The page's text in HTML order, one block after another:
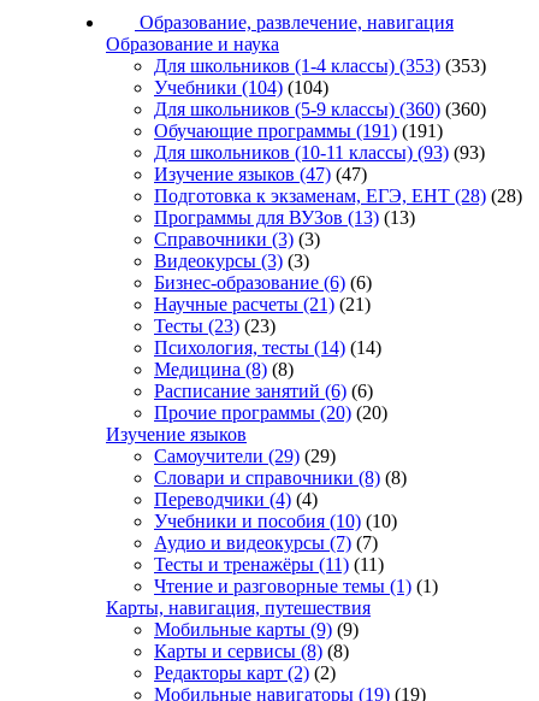
Образование, развлечение, навигация
Образование и наука
Для школьников (1-4 классы) (353) (353)
Учебники (104) (104)
Для школьников (5-9 классы) (360) (360)
Обучающие программы (191) (191)
Для школьников (10-11 классы) (93) (93)
Изучение языков (47) (47)
Подготовка к экзаменам, ЕГЭ, ЕНТ (28) (28)
Программы для ВУЗов (13) (13)
Справочники (3) (3)
Видеокурсы (3) (3)
Бизнес-образование (6) (6)
Научные расчеты (21) (21)
Тесты (23) (23)
Психология, тесты (14) (14)
Медицина (8) (8)
Расписание занятий (6) (6)
Прочие программы (20) (20)
Изучение языков
Самоучители (29) (29)
Словари и справочники (8) (8)
Переводчики (4) (4)
Учебники и пособия (10) (10)
Аудио и видеокурсы (7) (7)
Тесты и тренажёры (11) (11)
Чтение и разговорные темы (1) (1)
Карты, навигация, путешествия
Мобильные карты (9) (9)
Карты и сервисы (8) (8)
Редакторы карт (2) (2)
Мобильные навигаторы (19) (19)